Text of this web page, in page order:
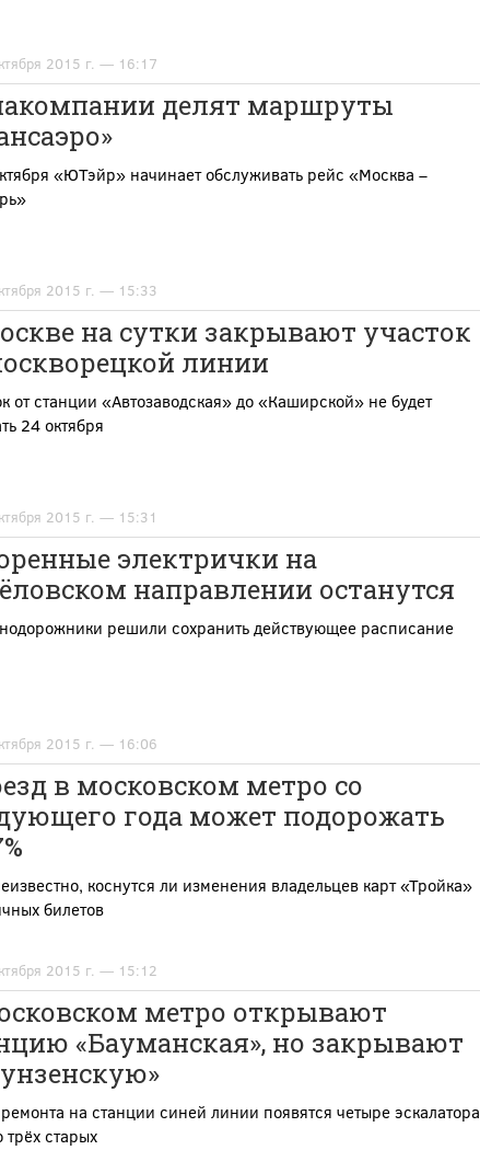
2015 г. — 16:17
делят маршруты
«ЮТэйр» начинает обслуживать рейс «Москва –
2015 г. — 15:33
на сутки закрывают участок
линии
от станции «Автозаводская» до «Каширской» не будет
24 октября
2015 г. — 15:31
электрички на
направлении останутся
решили сохранить действующее расписание
2015 г. — 16:06
в московском метро со
года может подорожать
коснутся ли изменения владельцев карт «Тройка»
билетов
2015 г. — 15:12
метро открывают
«Бауманская», но закрывают
на станции синей линии появятся четыре эскалатора
трёх старых